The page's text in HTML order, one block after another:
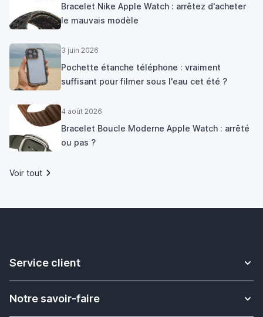
Bracelet Nike Apple Watch : arrêtez d'acheter
le mauvais modèle
3 juin 2026
Pochette étanche téléphone : vraiment
suffisant pour filmer sous l'eau cet été ?
4 août 2026
Bracelet Boucle Moderne Apple Watch : arrêté
ou pas ?
Voir tout
Service client
Contact
Notre savoir-faire